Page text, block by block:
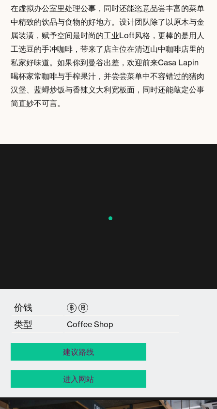
在虚拟办公室里处理公事，同时还能恣意品尝丰富的菜单
中精致的饮品与食物的好地方。设计团队除了以原木与金
属装潢，赋予空间最时尚的工业Loft风格，更棒的是用人
工选豆的手冲咖啡，带来了店主位在清迈山中咖啡店里的
私家好味道。如果你到曼谷出差，欢迎前来Casa Lapin
喝杯家常咖啡与手榨果汁，并尝尝菜单中不容错过的猪肉
汉堡、蓝蟳炒饭与香辣义大利宽板面，同时还能敲定公事
简直妙不可言。
价钱 ฿ ฿
类型 Coffee Shop
建议路线
进入网站